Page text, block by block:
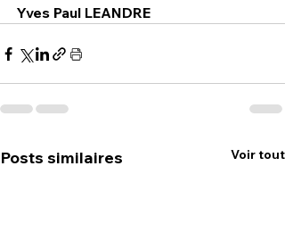
Yves Paul LEANDRE
Posts similaires Voir tout